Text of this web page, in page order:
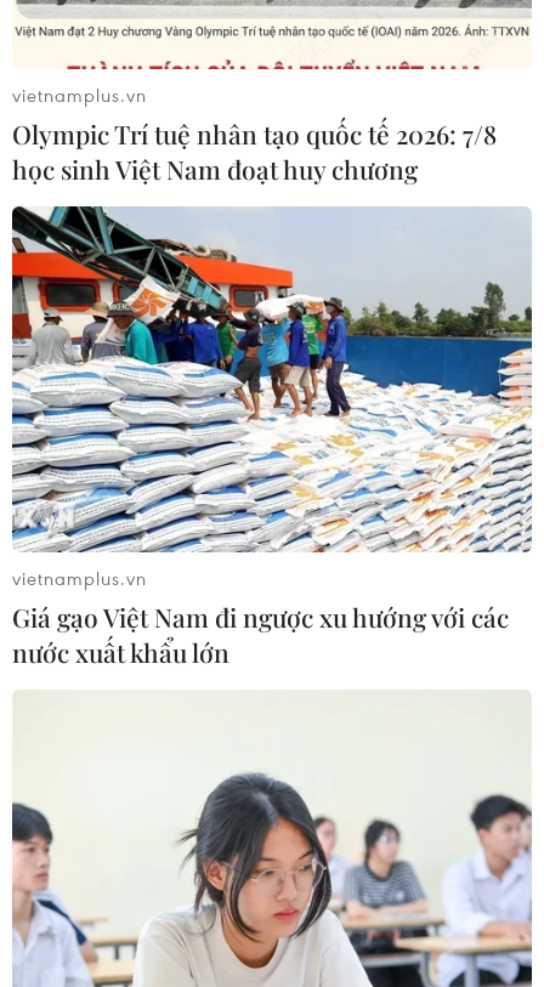
IS tuyên bố chiếm đóng thị trấn Palma ở
Bắc Mozambique
29/03/2021 22:56
Theo tuyên bố của IS trên mạng tin Amaq của nhóm
này, ít nhất 55 người đã thiệt mạng, trong đó có các
binh sỹ chính phủ Mozambique.
vietnamplus.vn
Olympic Trí tuệ nhân tạo quốc tế 2026: 7/8
học sinh Việt Nam đoạt huy chương
vietnamplus.vn
Giá gạo Việt Nam đi ngược xu hướng với các
nước xuất khẩu lớn